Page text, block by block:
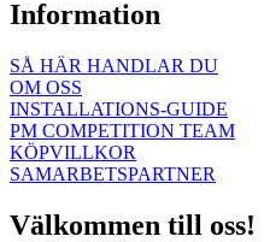
Information
SÅ HÄR HANDLAR DU
OM OSS
INSTALLATIONS-GUIDE
PM COMPETITION TEAM
KÖPVILLKOR
SAMARBETSPARTNER
Välkommen till oss!